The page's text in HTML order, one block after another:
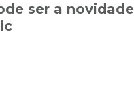
ser a novidade